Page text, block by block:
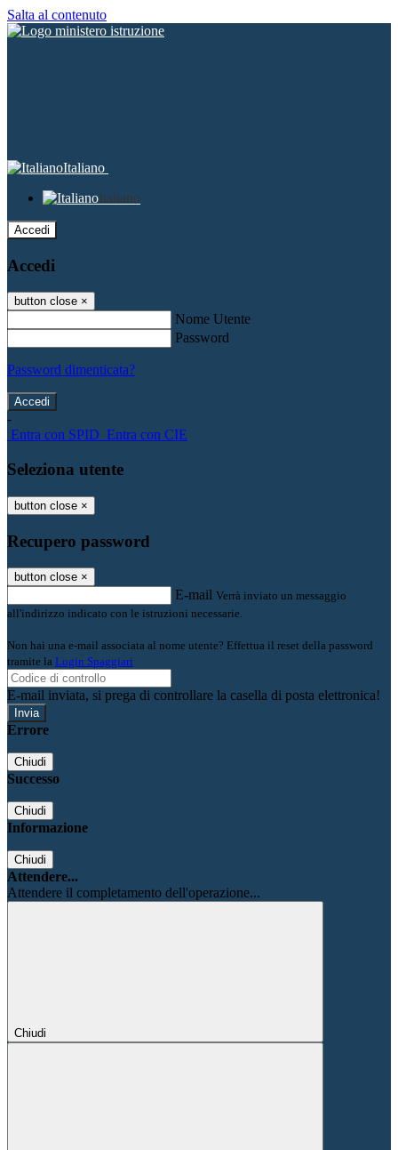
Salta al contenuto
Italiano
Italiano
Accedi
Accedi
button close ×
Nome Utente
Password
Password dimenticata?
-
Entra con SPID Entra con CIE
Seleziona utente
button close ×
Recupero password
button close ×
E-mail Verrà inviato un messaggio
all'indirizzo indicato con le istruzioni necessarie.
Non hai una e-mail associata al nome utente? Effettua il reset della password
tramite la Login Spaggiari
E-mail inviata, si prega di controllare la casella di posta elettronica!
Errore
Chiudi
Successo
Chiudi
Informazione
Chiudi
Attendere...
Attendere il completamento dell'operazione...
Chiudi